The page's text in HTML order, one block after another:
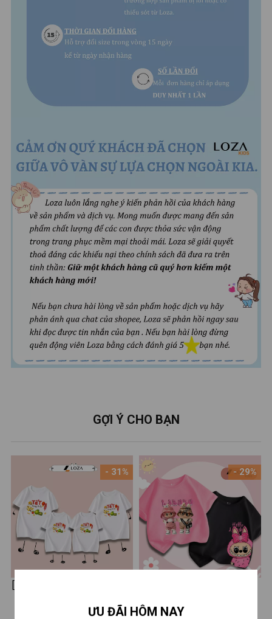
GỢI Ý CHO BẠN
- 31%
[BST Tết 2026] Áo phông gia
thun đồng phục gia đình 3-4-
160.000 ₫
- 29%
220.000 ₫
ƯU ĐÃI HÔM NAY